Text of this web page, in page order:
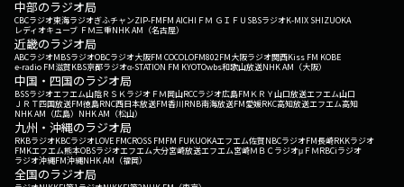
中部のラジオ局
CBCラジオ東海ラジオぎふチャンZIP-FMFM AICHI ＦＭ ＧＩＦＵ SBSラジオK-MIX SHIZUOKA
レディオキューブ ＦＭ三重NHK AM（名古屋）
近畿のラジオ局
ABCラジオMBSラジオOBCラジオ大阪FM COCOLOFM802FM大阪ラジオ関西Kiss FM KOBE
e-radio FM滋賀KBS京都ラジオα-STATION FM KYOTOwbs和歌山放送NHK AM（大阪）
中国・四国のラジオ局
BSSラジオエフエム山陰ＲＳＫラジオ ＦＭ岡山RCCラジオ広島FM ＫＲＹ山口放送エフエム山口
ＪＲＴ四国放送FM徳島RNC西日本放送FM香川RNB南海放送FM愛媛RKC高知放送エフエム高知
NHK AM（広島） NHK AM（松山）
九州・沖縄のラジオ局
RKBラジオKBCラジオLOVE FMCROSS FMFM FUKUOKAエフエム佐賀NBCラジオFM長崎RKKラジオ
FMKエフエム熊本OBSラジオエフエム大分宮崎放送エフエム宮崎ＭＢＣラジオμＦＭRBCiラジオ
ラジオ沖縄FM沖縄NHK AM（福岡）
全国のラジオ局